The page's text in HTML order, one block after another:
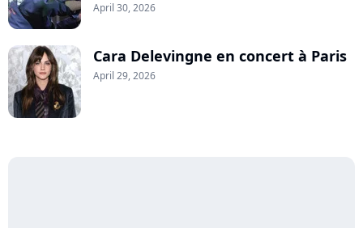
April 30, 2026
Cara Delevingne en concert à Paris
April 29, 2026